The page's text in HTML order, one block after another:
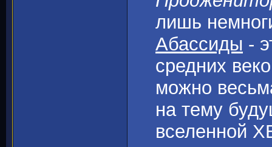
лишь
Абассиды -
средних
можно
на тему
вселенной